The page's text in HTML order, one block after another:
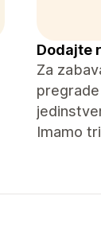
Dodajte
Za
Imamo